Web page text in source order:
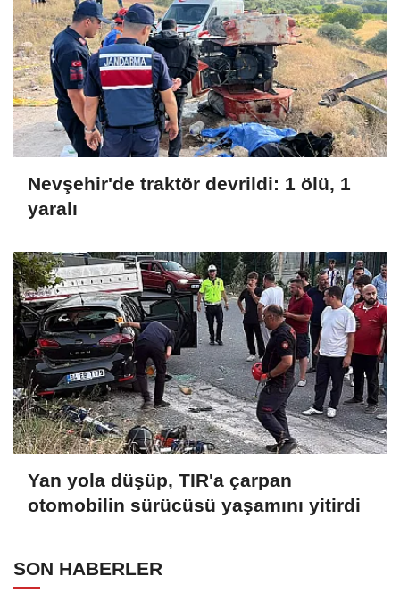
Nevşehir'de traktör devrildi: 1 ölü, 1
yaralı
Yan yola düşüp, TIR'a çarpan
otomobilin sürücüsü yaşamını yitirdi
SON HABERLER